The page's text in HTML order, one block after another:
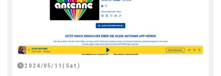
2024/05/11(Sat)